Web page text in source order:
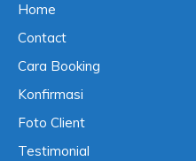
Home
Contact
Cara Booking
Konfirmasi
Foto Client
Testimonial